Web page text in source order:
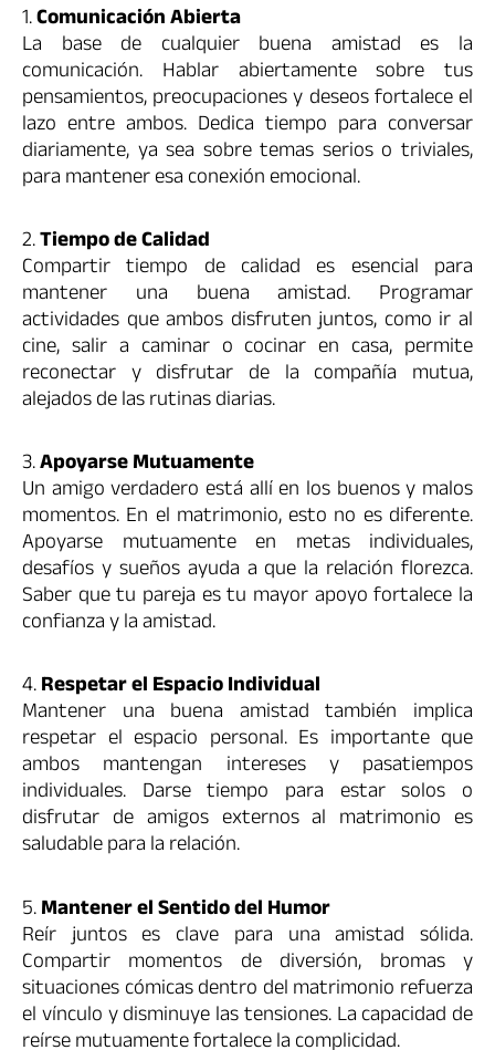
1.Comunicación Abierta
La base de cualquier buena amistad es la
comunicación. Hablar abiertamente sobre tus
pensamientos, preocupaciones y deseos fortalece el
lazo entre ambos. Dedica tiempo para conversar
diariamente, ya sea sobre temas serios o triviales,
para mantener esa conexión emocional.
2.Tiempo de Calidad
Compartir tiempo de calidad es esencial para
mantener una buena amistad. Programar
actividades que ambos disfruten juntos, como ir al
cine, salir a caminar o cocinar en casa, permite
reconectar y disfrutar de la compañía mutua,
alejados de las rutinas diarias.
3.Apoyarse Mutuamente
Un amigo verdadero está allí en los buenos y malos
momentos. En el matrimonio, esto no es diferente.
Apoyarse mutuamente en metas individuales,
desafíos y sueños ayuda a que la relación florezca.
Saber que tu pareja es tu mayor apoyo fortalece la
confianza y la amistad.
4.Respetar el Espacio Individual
Mantener una buena amistad también implica
respetar el espacio personal. Es importante que
ambos mantengan intereses y pasatiempos
individuales. Darse tiempo para estar solos o
disfrutar de amigos externos al matrimonio es
saludable para la relación.
5.Mantener el Sentido del Humor
Reír juntos es clave para una amistad sólida.
Compartir momentos de diversión, bromas y
situaciones cómicas dentro del matrimonio refuerza
el vínculo y disminuye las tensiones. La capacidad de